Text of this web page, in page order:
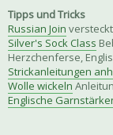
Tipps und Tricks
Russian Join
Silver's Sock Class
Herzchenferse,
Strickanleitungen
Wolle wickeln
Englische